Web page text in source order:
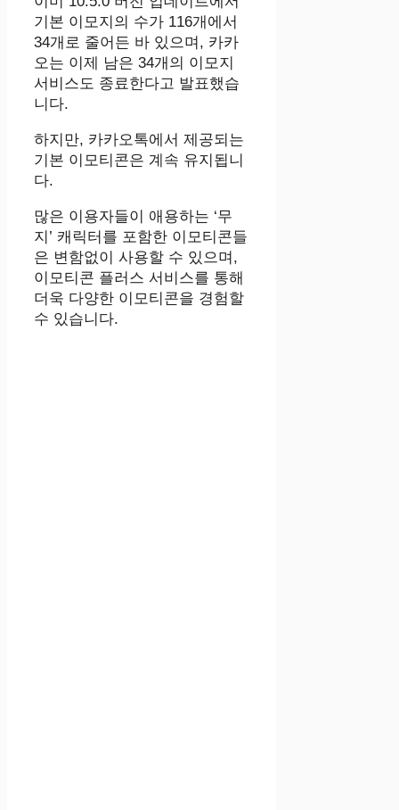
기본 이모지의 수가 116개에서
34개로 줄어든 바 있으며, 카카
오는 이제 남은 34개의 이모지
서비스도 종료한다고 발표했습
니다.
하지만, 카카오톡에서 제공되는
기본 이모티콘은 계속 유지됩니
다.
많은 이용자들이 애용하는 ‘무
지’ 캐릭터를 포함한 이모티콘들
은 변함없이 사용할 수 있으며,
이모티콘 플러스 서비스를 통해
더욱 다양한 이모티콘을 경험할
수 있습니다.